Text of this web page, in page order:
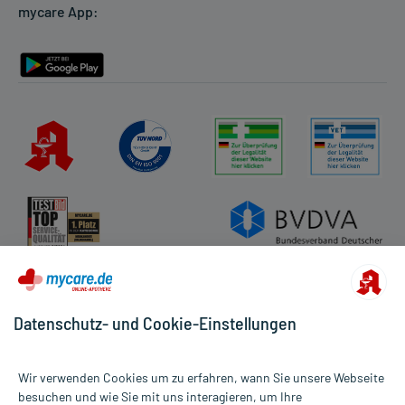
Rückgabe/Widerruf
mycare App:
Datenschutz- und Cookie-Einstellungen
Wir verwenden Cookies um zu erfahren, wann Sie unsere Webseite
besuchen und wie Sie mit uns interagieren, um Ihre